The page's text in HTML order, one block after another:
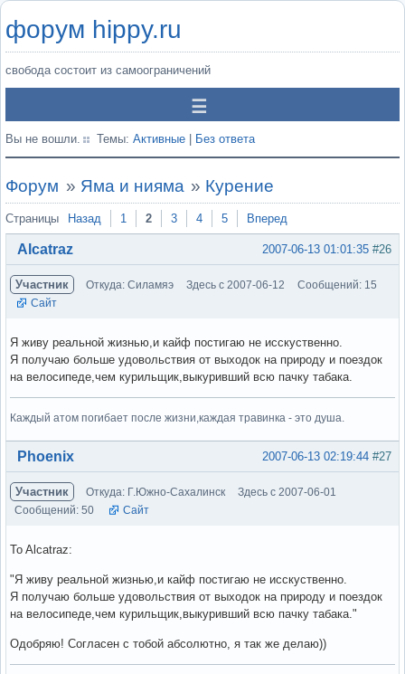
форум hippy.ru
свобода состоит из самоограничений
Вы не вошли. Темы: Активные Без ответа
Форум » Яма и нияма » Курение
Страницы Назад 1 2 3 4 5 Вперед
#26
2007-06-13 01:01:35
Alcatraz
Участник Откуда: Силамяэ Здесь с 2007-06-12
Сообщений: 15
Сайт
Я живу реальной жизнью,и кайф постигаю не исскуственно.
Я получаю больше удовольствия от выходок на природу и поездок
на велосипеде,чем курильщик,выкуривший всю пачку табака.
Каждый атом погибает после жизни,каждая травинка - это душа.
Вне форума #27
2007-06-13 02:19:44
Phoenix
Участник Откуда: Г.Южно-Сахалинск
Здесь с 2007-06-01
Сообщений: 50
Сайт
To Alcatraz:
"Я живу реальной жизнью,и кайф постигаю не исскуственно.
Я получаю больше удовольствия от выходок на природу и поездок
на велосипеде,чем курильщик,выкуривший всю пачку табака."
Одобряю! Согласен с тобой абсолютно, я так же делаю))